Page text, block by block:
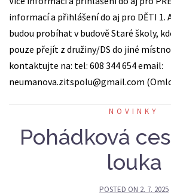
informací a přihlášení do aj pro DĚTI 1.
budou probíhat v budově Staré školy,
pouze přejít z družiny/DS do jiné
kontaktujte na: tel: 608 344 654 email:
neumanova.zitspolu@gmail.com
NOVINKY
Pohádková
louka
POSTED ON 2. 7. 2025